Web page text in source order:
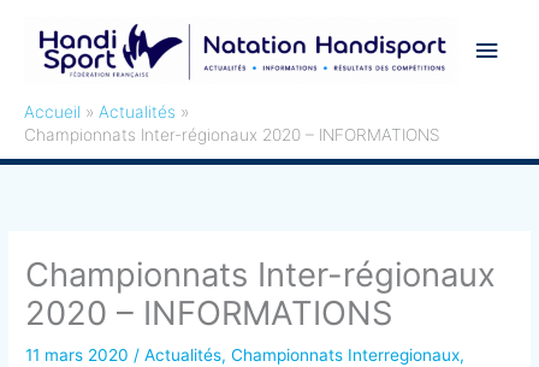
contenu
Accueil
Actualités
Championnats Inter-régionaux 2020 – INFORMATIONS
Championnats Inter-régionaux
2020 – INFORMATIONS
11 mars 2020/Actualités,Championnats Interregionaux,